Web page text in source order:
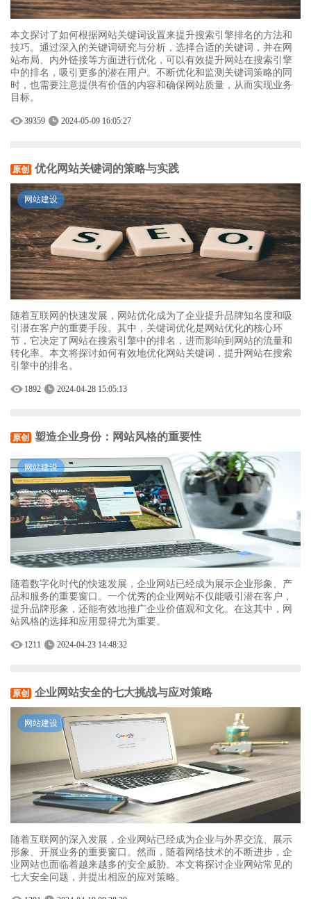
本文探讨了如何根据网站关键词设置来提升搜索引擎排名的方法和
技巧。通过深入的关键词研究与分析，选择合适的关键词，并在网
站布局、内外链接等方面进行优化，可以有效提升网站在搜索引擎
中的排名，吸引更多的潜在用户。不断优化和监测关键词策略的同
时，也需要注意提供有价值的内容和确保网站质量，从而实现业务
目标。
39359 2024-05-09 16:05:27
原创 优化网站关键词的策略与实践
网站建设
随着互联网的快速发展，网站优化成为了企业提升品牌知名度和吸
引潜在客户的重要手段。其中，关键词优化是网站优化的核心环
节，它决定了网站在搜索引擎中的排名，进而影响到网站的流量和
转化率。本文将探讨如何有效地优化网站关键词，提升网站在搜索
引擎中的排名。
1892 2024-04-28 15:05:13
原创 塑造企业身份：网站风格的重要性
网站建设
随着数字化时代的快速发展，企业网站已经成为展示企业形象、产
品和服务的重要窗口。一个优秀的企业网站不仅能吸引潜在客户，
提升品牌形象，还能有效地推广企业价值观和文化。在这其中，网
站风格的选择和应用显得尤为重要。
1211 2024-04-23 14:48:32
原创 企业网站安全的七大挑战与应对策略
网站建设
随着互联网的深入发展，企业网站已经成为企业与外界交流、展示
形象、开展业务的重要窗口。然而，随着网络技术的不断进步，企
业网站也面临着越来越多的安全威胁。本文将探讨企业网站常见的
七大安全问题，并提出相应的应对策略。